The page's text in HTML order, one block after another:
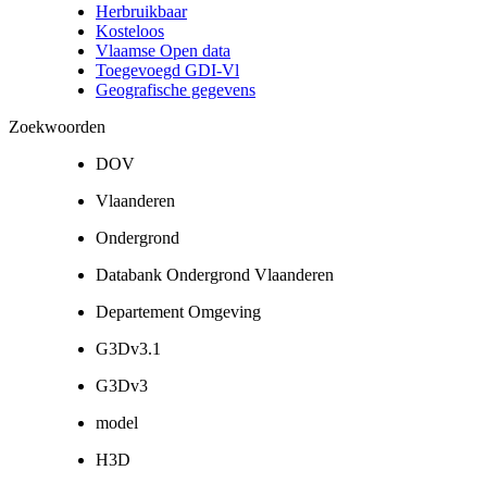
Herbruikbaar
Kosteloos
Vlaamse Open data
Toegevoegd GDI-Vl
Geografische gegevens
Zoekwoorden
DOV
Vlaanderen
Ondergrond
Databank Ondergrond Vlaanderen
Departement Omgeving
G3Dv3.1
G3Dv3
model
H3D